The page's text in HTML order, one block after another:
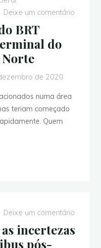
Deixe um comentário
BRT
do
Norte
de 2020
numa área
teriam começado
Quem
Deixe um comentário
incertezas
pós-